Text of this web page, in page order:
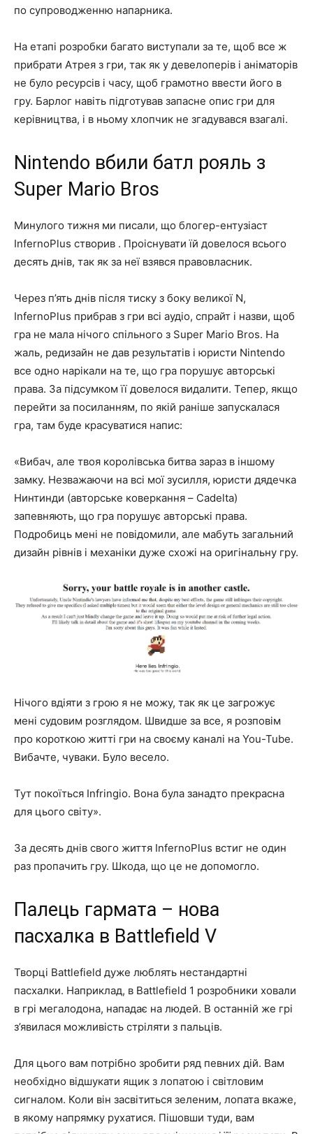
по супроводженню напарника.
На етапі розробки багато виступали за те, щоб все ж
прибрати Атрея з гри, так як у девелоперів і аніматорів
не було ресурсів і часу, щоб грамотно ввести його в
гру. Барлог навіть підготував запасне опис гри для
керівництва, і в ньому хлопчик не згадувався взагалі.
Nintendo вбили батл рояль з
Super Mario Bros
Минулого тижня ми писали, що блогер-ентузіаст
InfernoPlus створив . Проіснувати їй довелося всього
десять днів, так як за неї взявся правовласник.
Через п’ять днів після тиску з боку великої N,
InfernoPlus прибрав з гри всі аудіо, спрайт і назви, щоб
гра не мала нічого спільного з Super Mario Bros. На
жаль, редизайн не дав результатів і юристи Nintendo
все одно нарікали на те, що гра порушує авторські
права. За підсумком її довелося видалити. Тепер, якщо
перейти за посиланням, по якій раніше запускалася
гра, там буде красуватися напис:
«Вибач, але твоя королівська битва зараз в іншому
замку. Незважаючи на всі мої зусилля, юристи дядечка
Нинтинди (авторське коверкання – Cadelta)
запевняють, що гра порушує авторські права.
Подробиць мені не повідомили, але мабуть загальний
дизайн рівнів і механіки дуже схожі на оригінальну гру.
Нічого вдіяти з грою я не можу, так як це загрожує
мені судовим розглядом. Швидше за все, я розповім
про короткою житті гри на своєму каналі на You-Tube.
Вибачте, чуваки. Було весело.
Тут покоїться Infringio. Вона була занадто прекрасна
для цього світу».
За десять днів свого життя InfernoPlus встиг не один
раз пропачить гру. Шкода, що це не допомогло.
Палець гармата – нова
пасхалка в Battlefield V
Творці Battlefield дуже люблять нестандартні
пасхалки. Наприклад, в Battlefield 1 розробники ховали
в грі мегалодона, нападає на людей. В останній же грі
з’явилася можливість стріляти з пальців.
Для цього вам потрібно зробити ряд певних дій. Вам
необхідно відшукати ящик з лопатою і світловим
сигналом. Коли він засвітиться зеленим, лопата вкаже,
в якому напрямку рухатися. Пішовши туди, вам